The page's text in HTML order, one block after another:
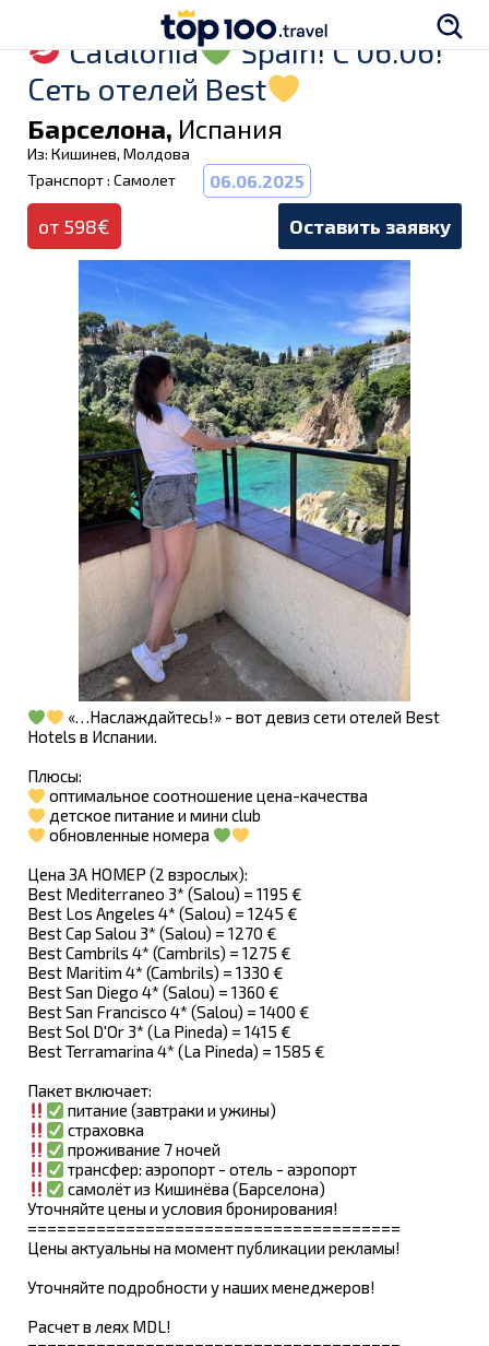
Catalonia
Spain! С 06.06!
Сеть отелей Best
Барселона, Испания
Из: Кишинев, Молдова
Транспорт : Самолет
06.06.2025
от 598€ Оставить заявку
«…Наслаждайтесь!» - вот девиз сети отелей Best
Hotels в Испании.
Плюсы:
оптимальное соотношение цена-качества
детское питание и мини club
обновленные номера
Цена ЗА НОМЕР (2 взрослых):
Best Mediterraneo 3* (Salou) = 1195 €
Best Los Angeles 4* (Salou) = 1245 €
Best Cap Salou 3* (Salou) = 1270 €
Best Cambrils 4* (Cambrils) = 1275 €
Best Maritim 4* (Cambrils) = 1330 €
Best San Diego 4* (Salou) = 1360 €
Best San Francisco 4* (Salou) = 1400 €
Best Sol D'Or 3* (La Pineda) = 1415 €
Best Terramarina 4* (La Pineda) = 1585 €
Пакет включает:
питание (завтраки и ужины)
страховка
проживание 7 ночей
трансфер: аэропорт - отель - аэропорт
самолёт из Кишинёва (Барселона)
Уточняйте цены и условия бронирования!
======================================
Цены актуальны на момент публикации рекламы!
Уточняйте подробности у наших менеджеров!
Расчет в леях MDL!